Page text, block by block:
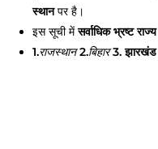
स्थानपर है।
इस सूची मेंसर्वाधिक भ्रष्ट राज्य
1.राजस्थान2.बिहार3. झारखंड